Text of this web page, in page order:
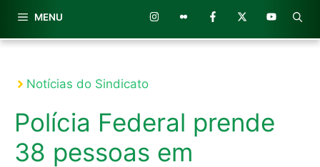
MENU
Notícias do Sindicato
Polícia Federal prende
38 pessoas em